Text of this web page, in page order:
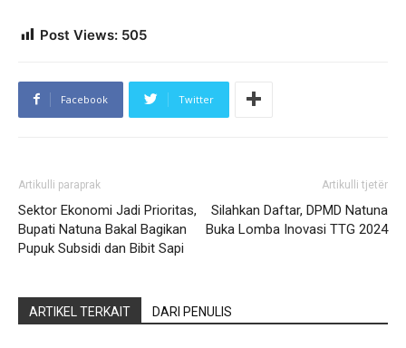
Post Views: 505
Facebook Twitter
Artikulli paraprak
Sektor Ekonomi Jadi Prioritas,
Bupati Natuna Bakal Bagikan
Pupuk Subsidi dan Bibit Sapi
Artikulli tjetër
Silahkan Daftar, DPMD Natuna
Buka Lomba Inovasi TTG 2024
ARTIKEL TERKAIT DARI PENULIS